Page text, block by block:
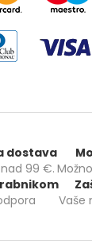
dostava
99 €.
Vaše